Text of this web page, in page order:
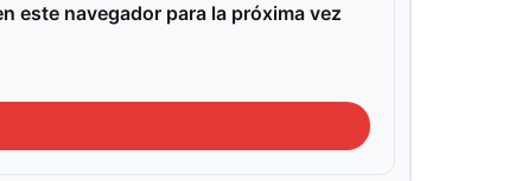
este navegador para la próxima vez